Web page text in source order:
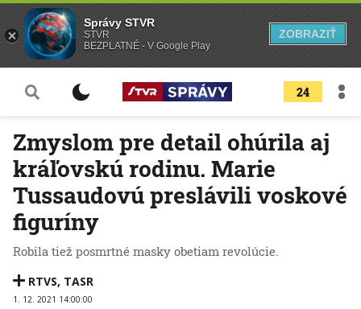
24
Zmyslom pre detail ohúrila aj
kráľovskú rodinu. Marie
Tussaudovú preslávili voskové
figuríny
Robila tiež posmrtné masky obetiam revolúcie.
RTVS, TASR
1. 12. 2021 14:00:00
Správy STVR
STVR
BEZPLATNÉ - V Google Play
ZOBRAZIŤ